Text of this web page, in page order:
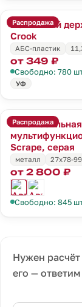
Распродажа
Магнитный
Crook
АБС-пластик
от 349 ₽
Свободно: 780
УФ
Распродажа
Автомобильная
Scrape, серая
металл 27х78-
от 2 800 ₽
Свободно: 845
Нужен
его —